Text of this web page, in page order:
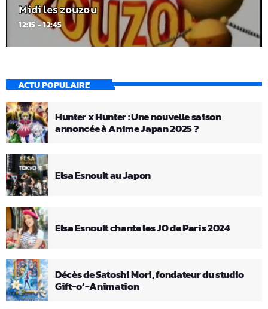
Midi les zouzou
12:15 - 12:45
ACTU POPULAIRE
Hunter x Hunter : Une nouvelle saison
annoncée à Anime Japan 2025 ?
Elsa Esnoult au Japon
Elsa Esnoult chante les JO de Paris 2024
Décès de Satoshi Mori, fondateur du studio
Gift-o’-Animation